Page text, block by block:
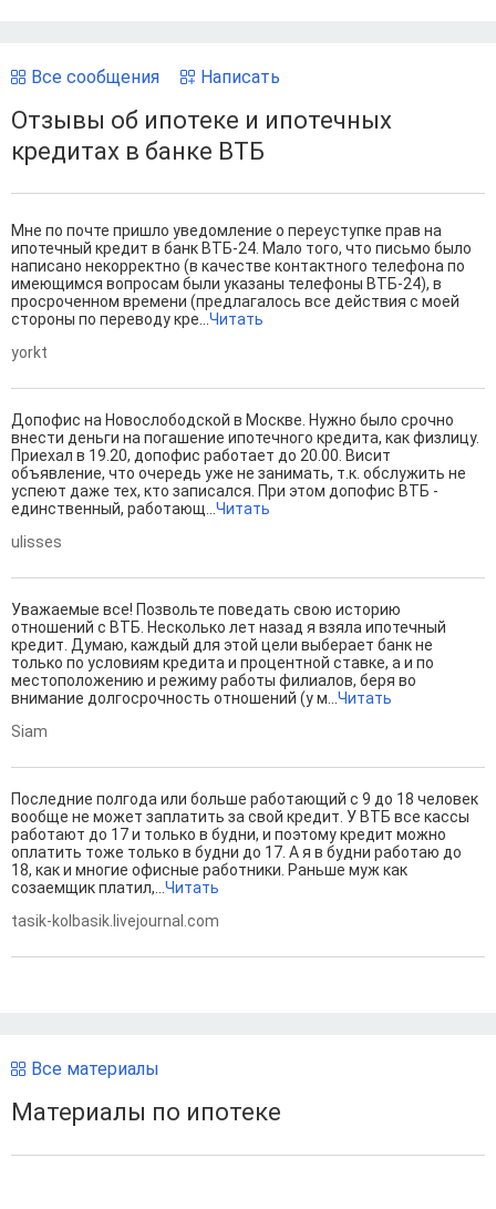
Все сообщения Написать
Отзывы об ипотеке и ипотечных
кредитах в банке ВТБ
Мне по почте пришло уведомление о переуступке прав на
ипотечный кредит в банк ВТБ-24. Мало того, что письмо было
написано некорректно (в качестве контактного телефона по
имеющимся вопросам были указаны телефоны ВТБ-24), в
просроченном времени (предлагалось все действия с моей
стороны по переводу кре...Читать
yorkt
Допофис на Новослободской в Москве. Нужно было срочно
внести деньги на погашение ипотечного кредита, как физлицу.
Приехал в 19.20, допофис работает до 20.00. Висит
объявление, что очередь уже не занимать, т.к. обслужить не
успеют даже тех, кто записался. При этом допофис ВТБ -
единственный, работающ...Читать
ulisses
Уважаемые все! Позвольте поведать свою историю
отношений с ВТБ. Несколько лет назад я взяла ипотечный
кредит. Думаю, каждый для этой цели выберает банк не
только по условиям кредита и процентной ставке, а и по
местоположению и режиму работы филиалов, беря во
внимание долгосрочность отношений (у м...Читать
Siam
Последние полгода или больше работающий с 9 до 18 человек
вообще не может заплатить за свой кредит. У ВТБ все кассы
работают до 17 и только в будни, и поэтому кредит можно
оплатить тоже только в будни до 17. А я в будни работаю до
18, как и многие офисные работники. Раньше муж как
созаемщик платил,...Читать
tasik-kolbasik.livejournal.com
Все материалы
Материалы по ипотеке